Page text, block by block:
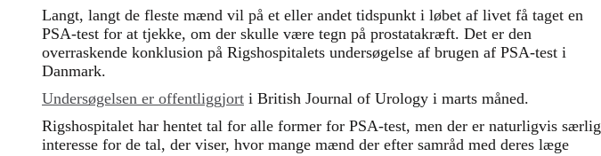
Langt, langt de fleste mænd vil på et eller andet tidspunkt i løbet af livet få taget en
PSA-test for at tjekke, om der skulle være tegn på prostatakræft. Det er den
overraskende konklusion på Rigshospitalets undersøgelse af brugen af PSA-test i
Danmark.
Undersøgelsen er offentliggjort i British Journal of Urology i marts måned.
Rigshospitalet har hentet tal for alle former for PSA-test, men der er naturligvis særlig
interesse for de tal, der viser, hvor mange mænd der efter samråd med deres læge